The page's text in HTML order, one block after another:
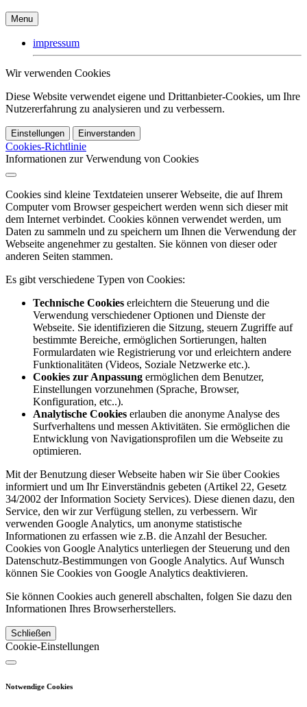
Menu
impressum
Wir verwenden Cookies
Diese Website verwendet eigene und Drittanbieter-Cookies, um Ihre
Nutzererfahrung zu analysieren und zu verbessern.
Einstellungen Einverstanden
Cookies-Richtlinie
Informationen zur Verwendung von Cookies
Cookies sind kleine Textdateien unserer Webseite, die auf Ihrem
Computer vom Browser gespeichert werden wenn sich dieser mit
dem Internet verbindet. Cookies können verwendet werden, um
Daten zu sammeln und zu speichern um Ihnen die Verwendung der
Webseite angenehmer zu gestalten. Sie können von dieser oder
anderen Seiten stammen.
Es gibt verschiedene Typen von Cookies:
Technische Cookies erleichtern die Steuerung und die
Verwendung verschiedener Optionen und Dienste der
Webseite. Sie identifizieren die Sitzung, steuern Zugriffe auf
bestimmte Bereiche, ermöglichen Sortierungen, halten
Formulardaten wie Registrierung vor und erleichtern andere
Funktionalitäten (Videos, Soziale Netzwerke etc.).
Cookies zur Anpassung ermöglichen dem Benutzer,
Einstellungen vorzunehmen (Sprache, Browser,
Konfiguration, etc..).
Analytische Cookies erlauben die anonyme Analyse des
Surfverhaltens und messen Aktivitäten. Sie ermöglichen die
Entwicklung von Navigationsprofilen um die Webseite zu
optimieren.
Mit der Benutzung dieser Webseite haben wir Sie über Cookies
informiert und um Ihr Einverständnis gebeten (Artikel 22, Gesetz
34/2002 der Information Society Services). Diese dienen dazu, den
Service, den wir zur Verfügung stellen, zu verbessern. Wir
verwenden Google Analytics, um anonyme statistische
Informationen zu erfassen wie z.B. die Anzahl der Besucher.
Cookies von Google Analytics unterliegen der Steuerung und den
Datenschutz-Bestimmungen von Google Analytics. Auf Wunsch
können Sie Cookies von Google Analytics deaktivieren.
Sie können Cookies auch generell abschalten, folgen Sie dazu den
Informationen Ihres Browserherstellers.
Schließen
Cookie-Einstellungen
Notwendige Cookies